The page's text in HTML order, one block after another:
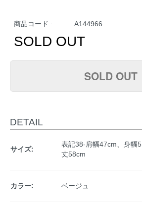
商品コード : A144966
SOLD OUT
SOLD OUT
DETAIL
サイズ:
表記38-肩幅47cm、身幅
丈58cm
カラー: ベージュ